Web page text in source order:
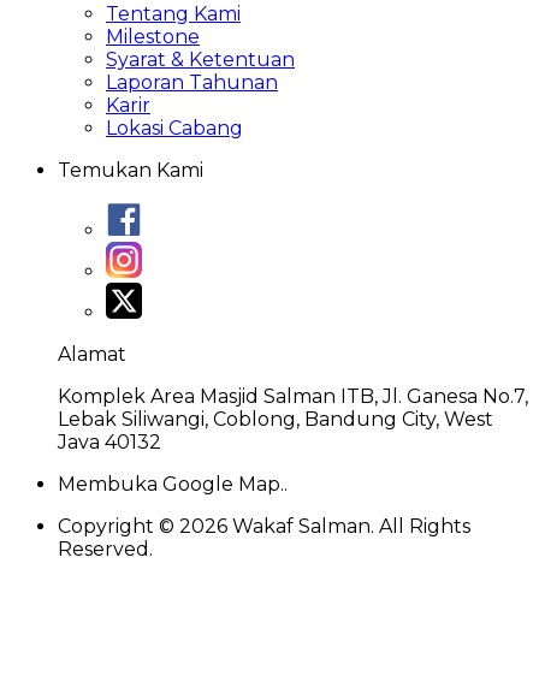
Tentang Kami
Milestone
Syarat & Ketentuan
Laporan Tahunan
Karir
Lokasi Cabang
Temukan Kami
Alamat
Komplek Area Masjid Salman ITB, Jl. Ganesa No.7,
Lebak Siliwangi, Coblong, Bandung City, West
Java 40132
Membuka Google Map..
Copyright © 2026 Wakaf Salman. All Rights
Reserved.